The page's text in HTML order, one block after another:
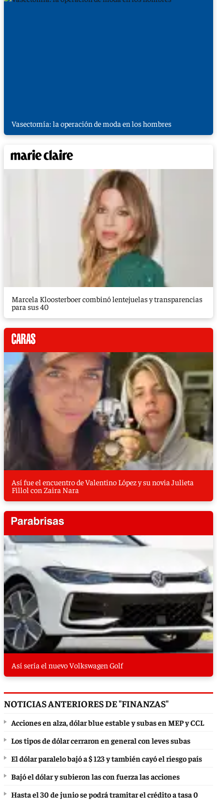
Vasectomía: la operación de moda en los hombres
Marcela Kloosterboer combinó lentejuelas y transparencias
para sus 40
Así fue el encuentro de Valentino López y su novia Julieta
Fillol con Zaira Nara
Así sería el nuevo Volkswagen Golf
NOTICIAS ANTERIORES DE "FINANZAS"
Acciones en alza, dólar blue estable y subas en MEP y CCL
Los tipos de dólar cerraron en general con leves subas
El dólar paralelo bajó a $ 123 y también cayó el riesgo país
Bajó el dólar y subieron las con fuerza las acciones
Hasta el 30 de junio se podrá tramitar el crédito a tasa 0